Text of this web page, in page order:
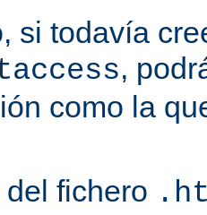
si todavía
,
como la
fichero